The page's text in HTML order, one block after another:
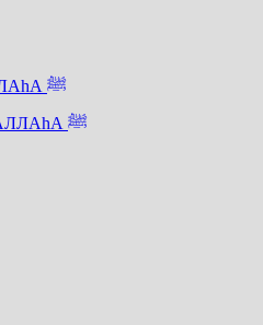
ХАДИС ПЯТЫЙ — «ТОТ НЕ ИЗ НАС», ИЛИ 40 ПРЕДОСТЕРЕЖЕНИЙ ПОСЛАННИКА АЛЛАhА ﷺ
ХАДИС СЕДЬМОЙ — «ТОТ НЕ ИЗ НАС», ИЛИ 40 ПРЕДОСТЕРЕЖЕНИЙ ПОСЛАННИКА АЛЛАhА ﷺ